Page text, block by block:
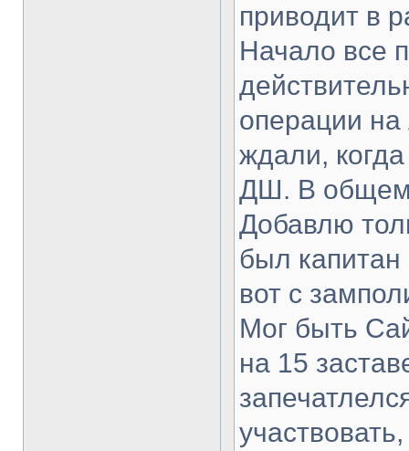
приводит в
Начало все
операции
ждали,
ДШ. В общем,
Добавлю
был
вот с
Мог быть
на 15